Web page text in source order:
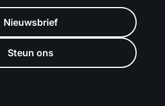
Nieuwsbrief
Steun ons